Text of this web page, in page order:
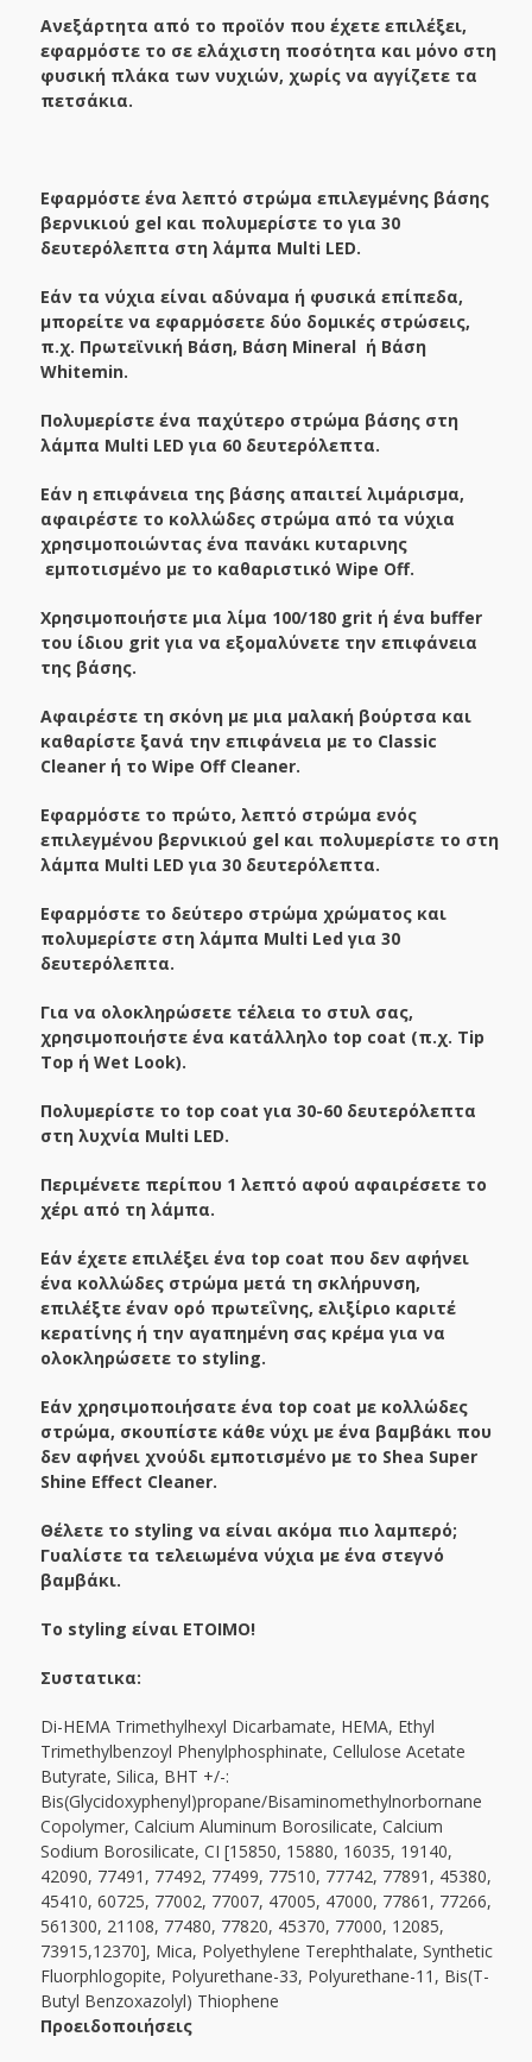
Ανεξάρτητα από το προϊόν που έχετε επιλέξει,
εφαρμόστε το σε ελάχιστη ποσότητα και μόνο στη
φυσική πλάκα των νυχιών, χωρίς να αγγίζετε τα
πετσάκια.
Εφαρμόστε ένα λεπτό στρώμα επιλεγμένης βάσης
βερνικιού gel και πολυμερίστε το για 30
δευτερόλεπτα στη λάμπα Multi LED.
Εάν τα νύχια είναι αδύναμα ή φυσικά επίπεδα,
μπορείτε να εφαρμόσετε δύο δομικές στρώσεις,
π.χ. Πρωτεϊνική Βάση, Βάση Mineralή Βάση
Whitemin.
Πολυμερίστε ένα παχύτερο στρώμα βάσης στη
λάμπα Multi LED για 60 δευτερόλεπτα.
Εάν η επιφάνεια της βάσης απαιτεί λιμάρισμα,
αφαιρέστε το κολλώδες στρώμα από τα νύχια
χρησιμοποιώντας ένα πανάκι κυταρινης
εμποτισμένο με το καθαριστικό Wipe Off.
Χρησιμοποιήστε μια λίμα 100/180 grit ή ένα buffer
του ίδιου grit για να εξομαλύνετε την επιφάνεια
της βάσης.
Αφαιρέστε τη σκόνη με μια μαλακή βούρτσα και
καθαρίστε ξανά την επιφάνεια με το Classic
Cleaner ή το Wipe Off Cleaner.
Εφαρμόστε το πρώτο, λεπτό στρώμα ενός
επιλεγμένου βερνικιού gel και πολυμερίστε το στη
λάμπα Multi LED για 30 δευτερόλεπτα.
Εφαρμόστε το δεύτερο στρώμα χρώματος και
πολυμερίστε στη λάμπα Multi Led για 30
δευτερόλεπτα.
Για να ολοκληρώσετε τέλεια το στυλ σας,
χρησιμοποιήστε ένα κατάλληλο top coat (π.χ. Tip
Top ή Wet Look).
Πολυμερίστε το top coat για 30-60 δευτερόλεπτα
στη λυχνία Multi LED.
Περιμένετε περίπου 1 λεπτό αφού αφαιρέσετε το
χέρι από τη λάμπα.
Εάν έχετε επιλέξει ένα top coat που δεν αφήνει
ένα κολλώδες στρώμα μετά τη σκλήρυνση,
επιλέξτε έναν ορό πρωτεΐνης, ελιξίριο καριτέ
κερατίνης ή την αγαπημένη σας κρέμα για να
ολοκληρώσετε το styling.
Εάν χρησιμοποιήσατε ένα top coat με κολλώδες
στρώμα, σκουπίστε κάθε νύχι με ένα βαμβάκι που
δεν αφήνει χνούδι εμποτισμένο με το Shea Super
Shine Effect Cleaner.
Θέλετε το styling να είναι ακόμα πιο λαμπερό;
Γυαλίστε τα τελειωμένα νύχια με ένα στεγνό
βαμβάκι.
Το styling είναι ΕΤΟΙΜΟ!
Συστατικα:
Di-HEMA Trimethylhexyl Dicarbamate, HEMA, Ethyl
Trimethylbenzoyl Phenylphosphinate, Cellulose Acetate
Butyrate, Silica, BHT +/-:
Bis(Glycidoxyphenyl)propane/Bisaminomethylnorbornane
Copolymer, Calcium Aluminum Borosilicate, Calcium
Sodium Borosilicate, CI [15850, 15880, 16035, 19140,
42090, 77491, 77492, 77499, 77510, 77742, 77891, 45380,
45410, 60725, 77002, 77007, 47005, 47000, 77861, 77266,
561300, 21108, 77480, 77820, 45370, 77000, 12085,
73915,12370], Mica, Polyethylene Terephthalate, Synthetic
Fluorphlogopite, Polyurethane-33, Polyurethane-11, Bis(T-
Butyl Benzoxazolyl) Thiophene
Προειδοποιήσεις